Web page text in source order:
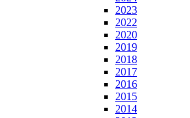
2023
2022
2020
2019
2018
2017
2016
2015
2014